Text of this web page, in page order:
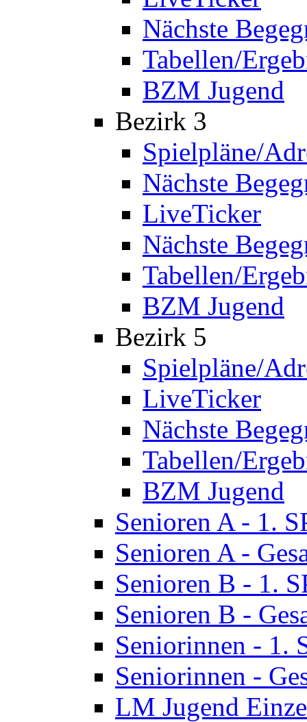
Nächste
Tabellen/
BZM Jugend
Bezirk 3
Spielpläne/
Nächste
LiveTicker
Nächste
Tabellen/
BZM Jugend
Bezirk 5
Spielpläne/
LiveTicker
Nächste
Tabellen/
BZM Jugend
Senioren A - 1.
Senioren A -
Senioren B - 1.
Senioren B -
Seniorinnen - 1.
Seniorinnen -
LM Jugend